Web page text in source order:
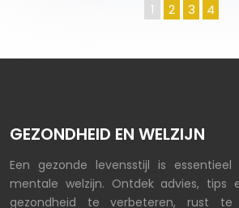
1 2 3 4
GEZONDHEID EN WELZIJN
Een gezonde levensstijl is
mentale welzijn. Ontdek advies, tips
gezondheid te verbeteren, rust